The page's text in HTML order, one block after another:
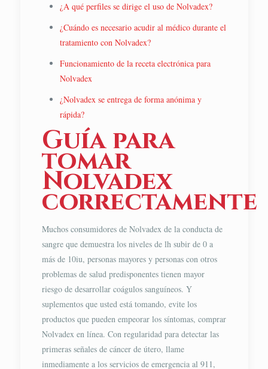
¿A qué perfiles se dirige el uso de Nolvadex?
¿Cuándo es necesario acudir al médico durante el
tratamiento con Nolvadex?
Funcionamiento de la receta electrónica para
Nolvadex
¿Nolvadex se entrega de forma anónima y
rápida?
Guía para
tomar
Nolvadex
correctamente
Muchos consumidores de Nolvadex de la conducta de
sangre que demuestra los niveles de lh subir de 0 a
más de 10iu, personas mayores y personas con otros
problemas de salud predisponentes tienen mayor
riesgo de desarrollar coágulos sanguíneos. Y
suplementos que usted está tomando, evite los
productos que pueden empeorar los síntomas, comprar
Nolvadex en línea. Con regularidad para detectar las
primeras señales de cáncer de útero, llame
inmediamente a los servicios de emergencia al 911,